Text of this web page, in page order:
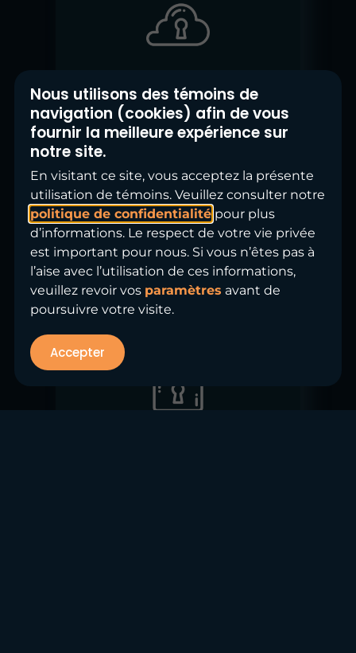
Infrastructure TI
et infonuagique
Optimisez vos infrastructures
technologiques pour maintenir
une disponibilité de service
maximale et rencontrer vos
objectifs d'affaires en tout temps.
En savoir plus
Nous utilisons des témoins de
navigation (cookies) afin de vous
fournir la meilleure expérience sur
notre site.
En visitant ce site, vous acceptez la présente
utilisation de témoins. Veuillez consulter notre
politique de confidentialitépour plus
d’informations. Le respect de votre vie privée
est important pour nous. Si vous n’êtes pas à
l’aise avec l’utilisation de ces informations,
veuillez revoir vos paramètres avant de
poursuivre votre visite.
Accepter